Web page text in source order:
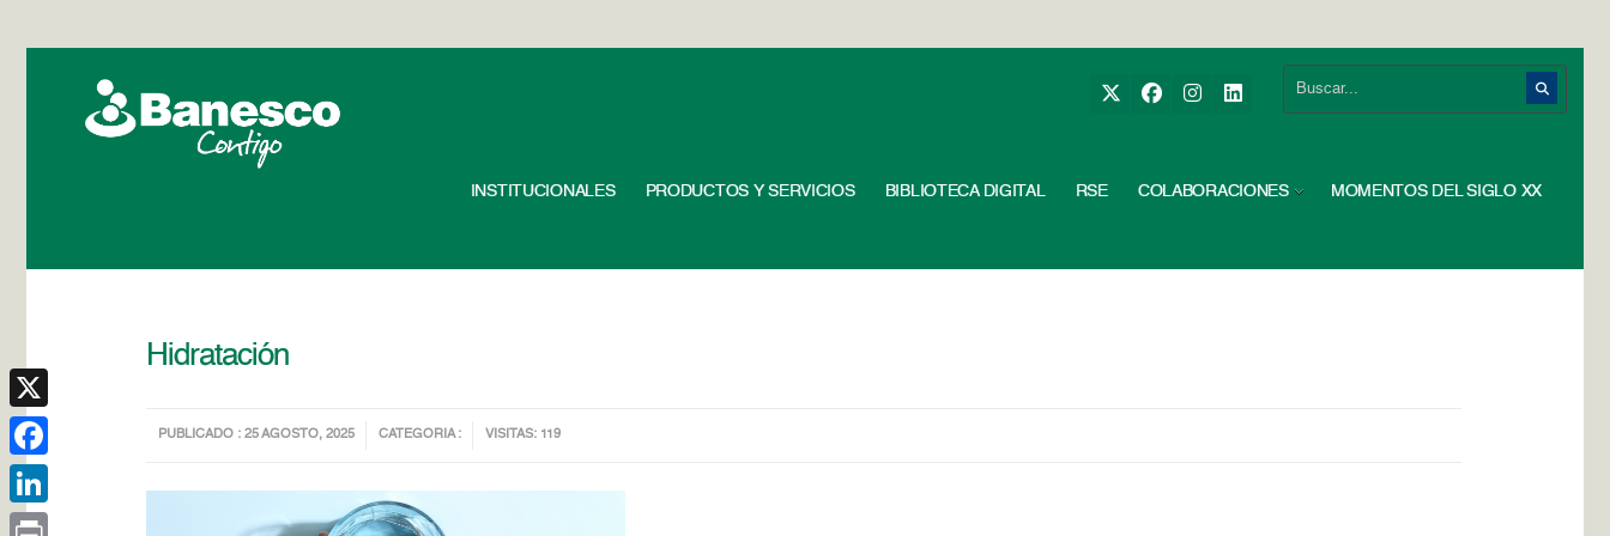
INSTITUCIONALES PRODUCTOS Y SERVICIOS BIBLIOTECA DIGITAL RSE COLABORACIONES MOMENTOS DEL SIGLO XX
Hidratación
PUBLICADO : 25 AGOSTO, 2025 CATEGORIA : VISITAS: 119
X
Facebook
LinkedIn